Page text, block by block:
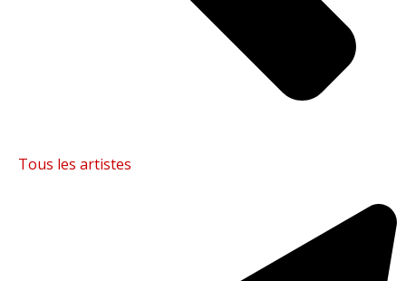
Tous les artistes